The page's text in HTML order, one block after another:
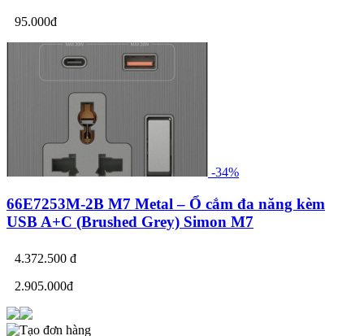
95.000đ
-34%
66E7253M-2B M7 Metal – Ổ cắm đa năng kèm
USB A+C (Brushed Grey) Simon M7
4.372.500 đ
2.905.000đ